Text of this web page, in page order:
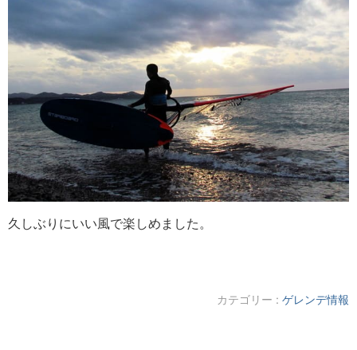
久しぶりにいい風で楽しめました。
カテゴリー : ゲレンデ情報